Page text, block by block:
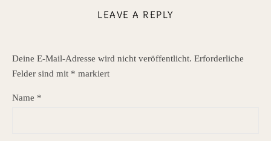
LEAVE A REPLY
Deine E-Mail-Adresse wird nicht veröffentlicht. Erforderliche
Felder sind mit * markiert
Name *